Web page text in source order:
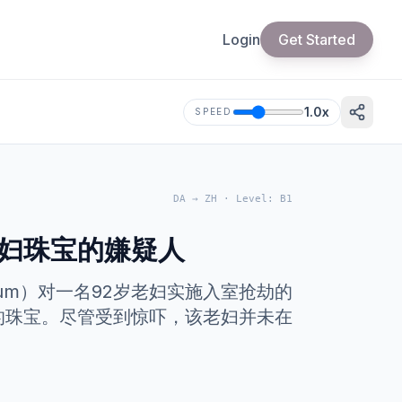
Login Get Started
SPEED 1.0x
DA → ZH · Level : B1
珠宝的嫌疑人
）对一名92岁老妇实施入室抢劫的
宝。尽管受到惊吓，该老妇并未在